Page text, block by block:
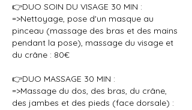
👉DUO SOIN DU VISAGE 30 MIN :
=>Nettoyage, pose d'un masque au
pinceau (massage des bras et des mains
pendant la pose), massage du visage et
du crâne : 80€
👉DUO MASSAGE 30 MIN :
=>Massage du dos, des bras, du crâne,
des jambes et des pieds (face dorsale) :